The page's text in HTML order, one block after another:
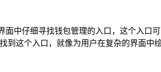
面中仔细寻找钱包管理的入口，这个入
到这个入口，就像为用户在复杂的界面中